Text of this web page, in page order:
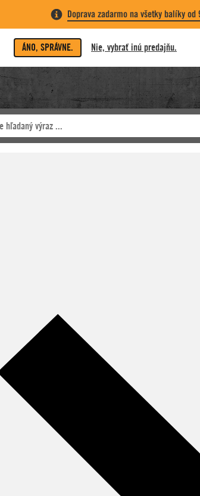
Doprava zadarmo na všetky balíky od
ÁNO, SPRÁVNE. Nie, vybrať inú predajňu.